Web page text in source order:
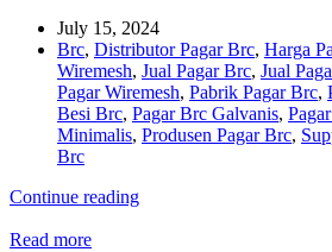
July 15, 2024
Brc, Distributor Pagar Brc, Harga
Wiremesh, Jual Pagar Brc, Jual
Pagar Wiremesh, Pabrik Pagar Brc,
Besi Brc, Pagar Brc Galvanis,
Minimalis, Produsen Pagar Brc,
Brc
Continue reading
Read more